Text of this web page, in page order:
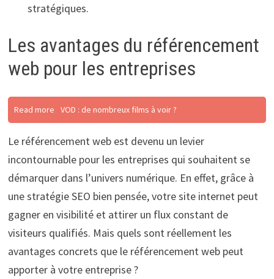
stratégiques.
Les avantages du référencement
web pour les entreprises
Read more VOD : de nombreux films à voir ?
Le référencement web est devenu un levier
incontournable pour les entreprises qui souhaitent se
démarquer dans l’univers numérique. En effet, grâce à
une stratégie SEO bien pensée, votre site internet peut
gagner en visibilité et attirer un flux constant de
visiteurs qualifiés. Mais quels sont réellement les
avantages concrets que le référencement web peut
apporter à votre entreprise ?